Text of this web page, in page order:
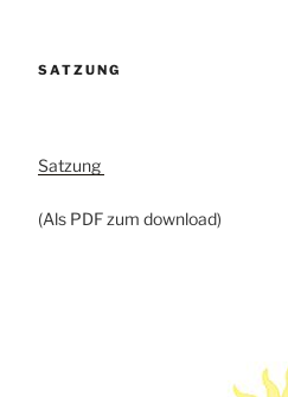
SATZUNG
Satzung
(Als PDF zum download)